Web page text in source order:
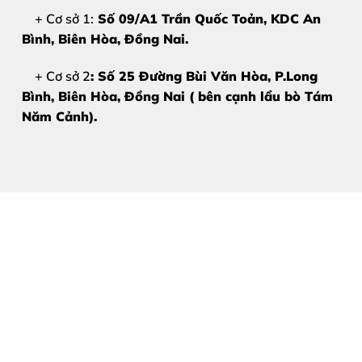
Không tráo linh kiện – ký tên trực tiếp
Giá công khai – báo trước – không phát sinh
Bảo hành rõ ràng sau sửa chữa
+ Cơ sở 1: Số 09/A1 Trần Quốc Toản, KDC An
Bình, Biên Hòa, Đồng Nai.
+ Cơ sở 2: Số 25 Đường Bùi Văn Hòa, P.Long
Bình, Biên Hòa, Đồng Nai ( bên cạnh lẩu bò Tám
Năm Cảnh).